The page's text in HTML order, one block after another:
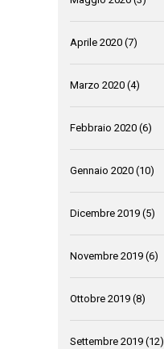
Aprile 2020 (7)
Marzo 2020 (4)
Febbraio 2020 (6)
Gennaio 2020 (10)
Dicembre 2019 (5)
Novembre 2019 (6)
Ottobre 2019 (8)
Settembre 2019 (12)